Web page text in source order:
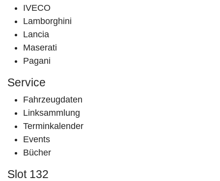
IVECO
Lamborghini
Lancia
Maserati
Pagani
Service
Fahrzeugdaten
Linksammlung
Terminkalender
Events
Bücher
Slot 132